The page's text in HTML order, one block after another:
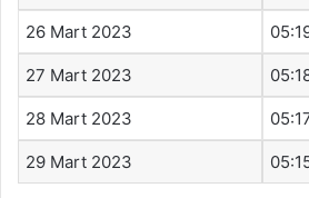
26 Mart 2023
27 Mart 2023
28 Mart 2023
29 Mart 2023